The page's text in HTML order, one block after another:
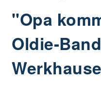
"Opa
Oldie-